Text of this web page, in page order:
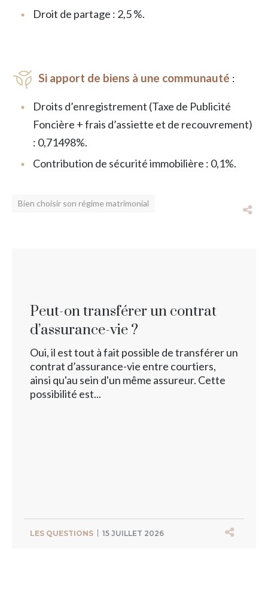
Droit de partage : 2,5 %.
Si apport de biens à une communauté :
Droits d’enregistrement (Taxe de Publicité
Foncière + frais d’assiette et de recouvrement)
: 0,71498%.
Contribution de sécurité immobilière : 0,1%.
Bien choisir son régime matrimonial
Peut-on transférer un contrat
d’assurance-vie ?
Oui, il est tout à fait possible de transférer un
contrat d’assurance-vie entre courtiers,
ainsi qu'au sein d'un même assureur. Cette
possibilité est...
LES QUESTIONS 15 JUILLET 2026